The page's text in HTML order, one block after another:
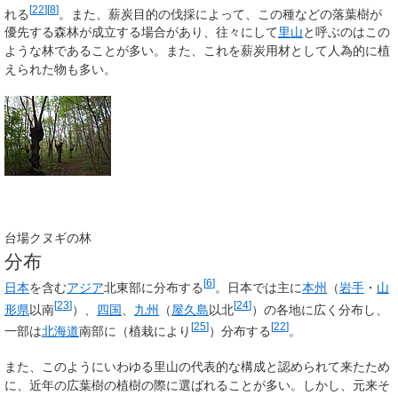
れる[22][8]。また、薪炭目的の伐採によって、この種などの落葉樹が
優先する森林が成立する場合があり、往々にして里山と呼ぶのはこの
ような林であることが多い。また、これを薪炭用材として人為的に植
えられた物も多い。
台場クヌギの林
分布
日本を含むアジア北東部に分布する[6]。日本では主に本州 （岩手 ・ 山
形県以南[23]）、 四国 九州 （屋久島以北[24]）の各地に広く分布し、
一部は北海道南部に（植栽により [25] ）分布する [22] 。
また、このようにいわゆる里山の代表的な構成と認められて来たため
に、近年の広葉樹の植樹の際に選ばれることが多い。しかし、元来そ